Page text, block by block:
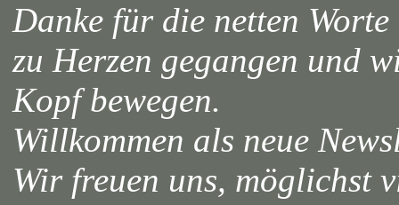
Danke für die netten
zu Herzen gegangen und
Kopf bewegen.
Willkommen als neue
Wir freuen uns, möglichst